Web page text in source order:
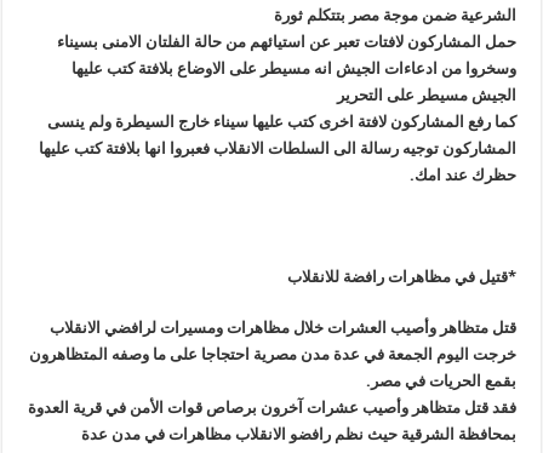
الشرعية ضمن موجة مصر بتتكلم ثورة
حمل المشاركون لافتات تعبر عن استيائهم من حالة الفلتان الامنى بسيناء
وسخروا من ادعاءات الجيش انه مسيطر على الاوضاع بلافتة كتب عليها
الجيش مسيطر على التحرير
كما رفع المشاركون لافتة اخرى كتب عليها سيناء خارج السيطرة ولم ينسى
المشاركون توجيه رسالة الى السلطات الانقلاب فعبروا انها بلافتة كتب عليها
حظرك عند امك.
*قتيل في مظاهرات رافضة للانقلاب
قتل متظاهر وأصيب العشرات خلال مظاهرات ومسيرات لرافضي الانقلاب
خرجت اليوم الجمعة في عدة مدن مصرية احتجاجا على ما وصفه المتظاهرون
بقمع الحريات في مصر .
فقد قتل متظاهر وأصيب عشرات آخرون برصاص قوات الأمن في قرية العدوة
بمحافظة الشرقية حيث نظم رافضو الانقلاب مظاهرات في مدن عدة